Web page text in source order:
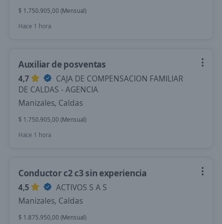
$ 1.750.905,00 (Mensual)
Hace 1 hora
Auxiliar de posventas
4,7
CAJA DE COMPENSACION FAMILIAR
DE CALDAS - AGENCIA
Manizales, Caldas
$ 1.750.905,00 (Mensual)
Hace 1 hora
Conductor c2 c3 sin experiencia
4,5
ACTIVOS S A S
Manizales, Caldas
$ 1.875.950,00 (Mensual)